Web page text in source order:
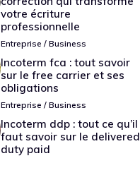
votre écriture
professionnelle
Entreprise / Business
Incoterm fca : tout savoir
sur le free carrier et ses
obligations
Entreprise / Business
Incoterm ddp : tout ce qu’il
faut savoir sur le delivered
duty paid